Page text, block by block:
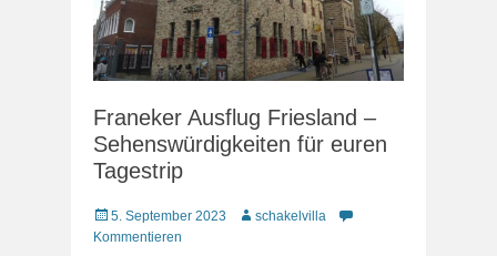
Franeker Ausflug Friesland –
Sehenswürdigkeiten für euren
Tagestrip
Veröffentlicht
am
5. September 2023 Autorschakelvilla
Kommentieren